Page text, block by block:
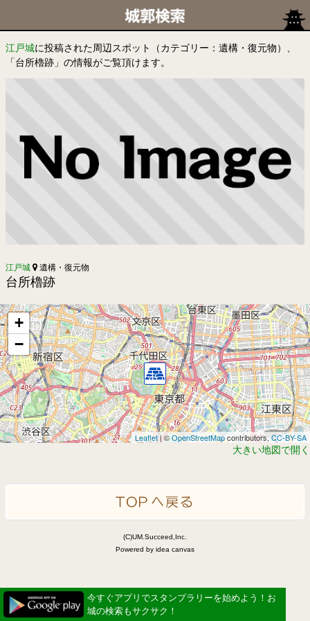
江戸城に投稿された周辺スポット（カテゴリー：遺構・復元物）、
「台所櫓跡」の情報がご覧頂けます。
江戸城 遺構・復元物
台所櫓跡
+
−
Leaflet| ©OpenStreetMapcontributors,CC-BY-SA
大きい地図で開く
(C)UM.Succeed,Inc.
Powered by idea canvas
今すぐアプリでスタンプラリーを始めよう！お
城の検索もサクサク！